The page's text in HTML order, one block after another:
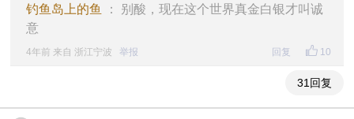
钓鱼岛上的鱼
： 别酸，现在这个世界真金白银才叫诚
意
10
4年前 来自 浙江宁波 举报 回复
31回复